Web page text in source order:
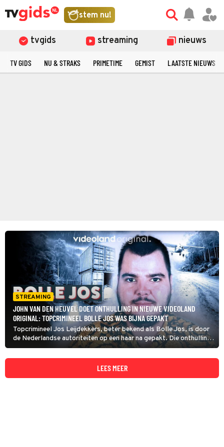
stem nu!
tvgids streaming nieuws
TV GIDS NU & STRAKS PRIMETIME GEMIST LAATSTE NIEUWS
STREAMING
JOHN VAN DEN HEUVEL DOET ONTHULLING IN NIEUWE VIDEOLAND
ORIGINAL: TOPCRIMINEEL BOLLE JOS WAS BIJNA GEPAKT
Topcrimineel Jos Leijdekkers, beter bekend als Bolle Jos, is door
de Nederlandse autoriteiten op een haar na gepakt. Die onthulling
doet misdaadverslaggever John van den Heuvel in het tweede deel
van de Videoland Original Bolle Jos.
LEES MEER